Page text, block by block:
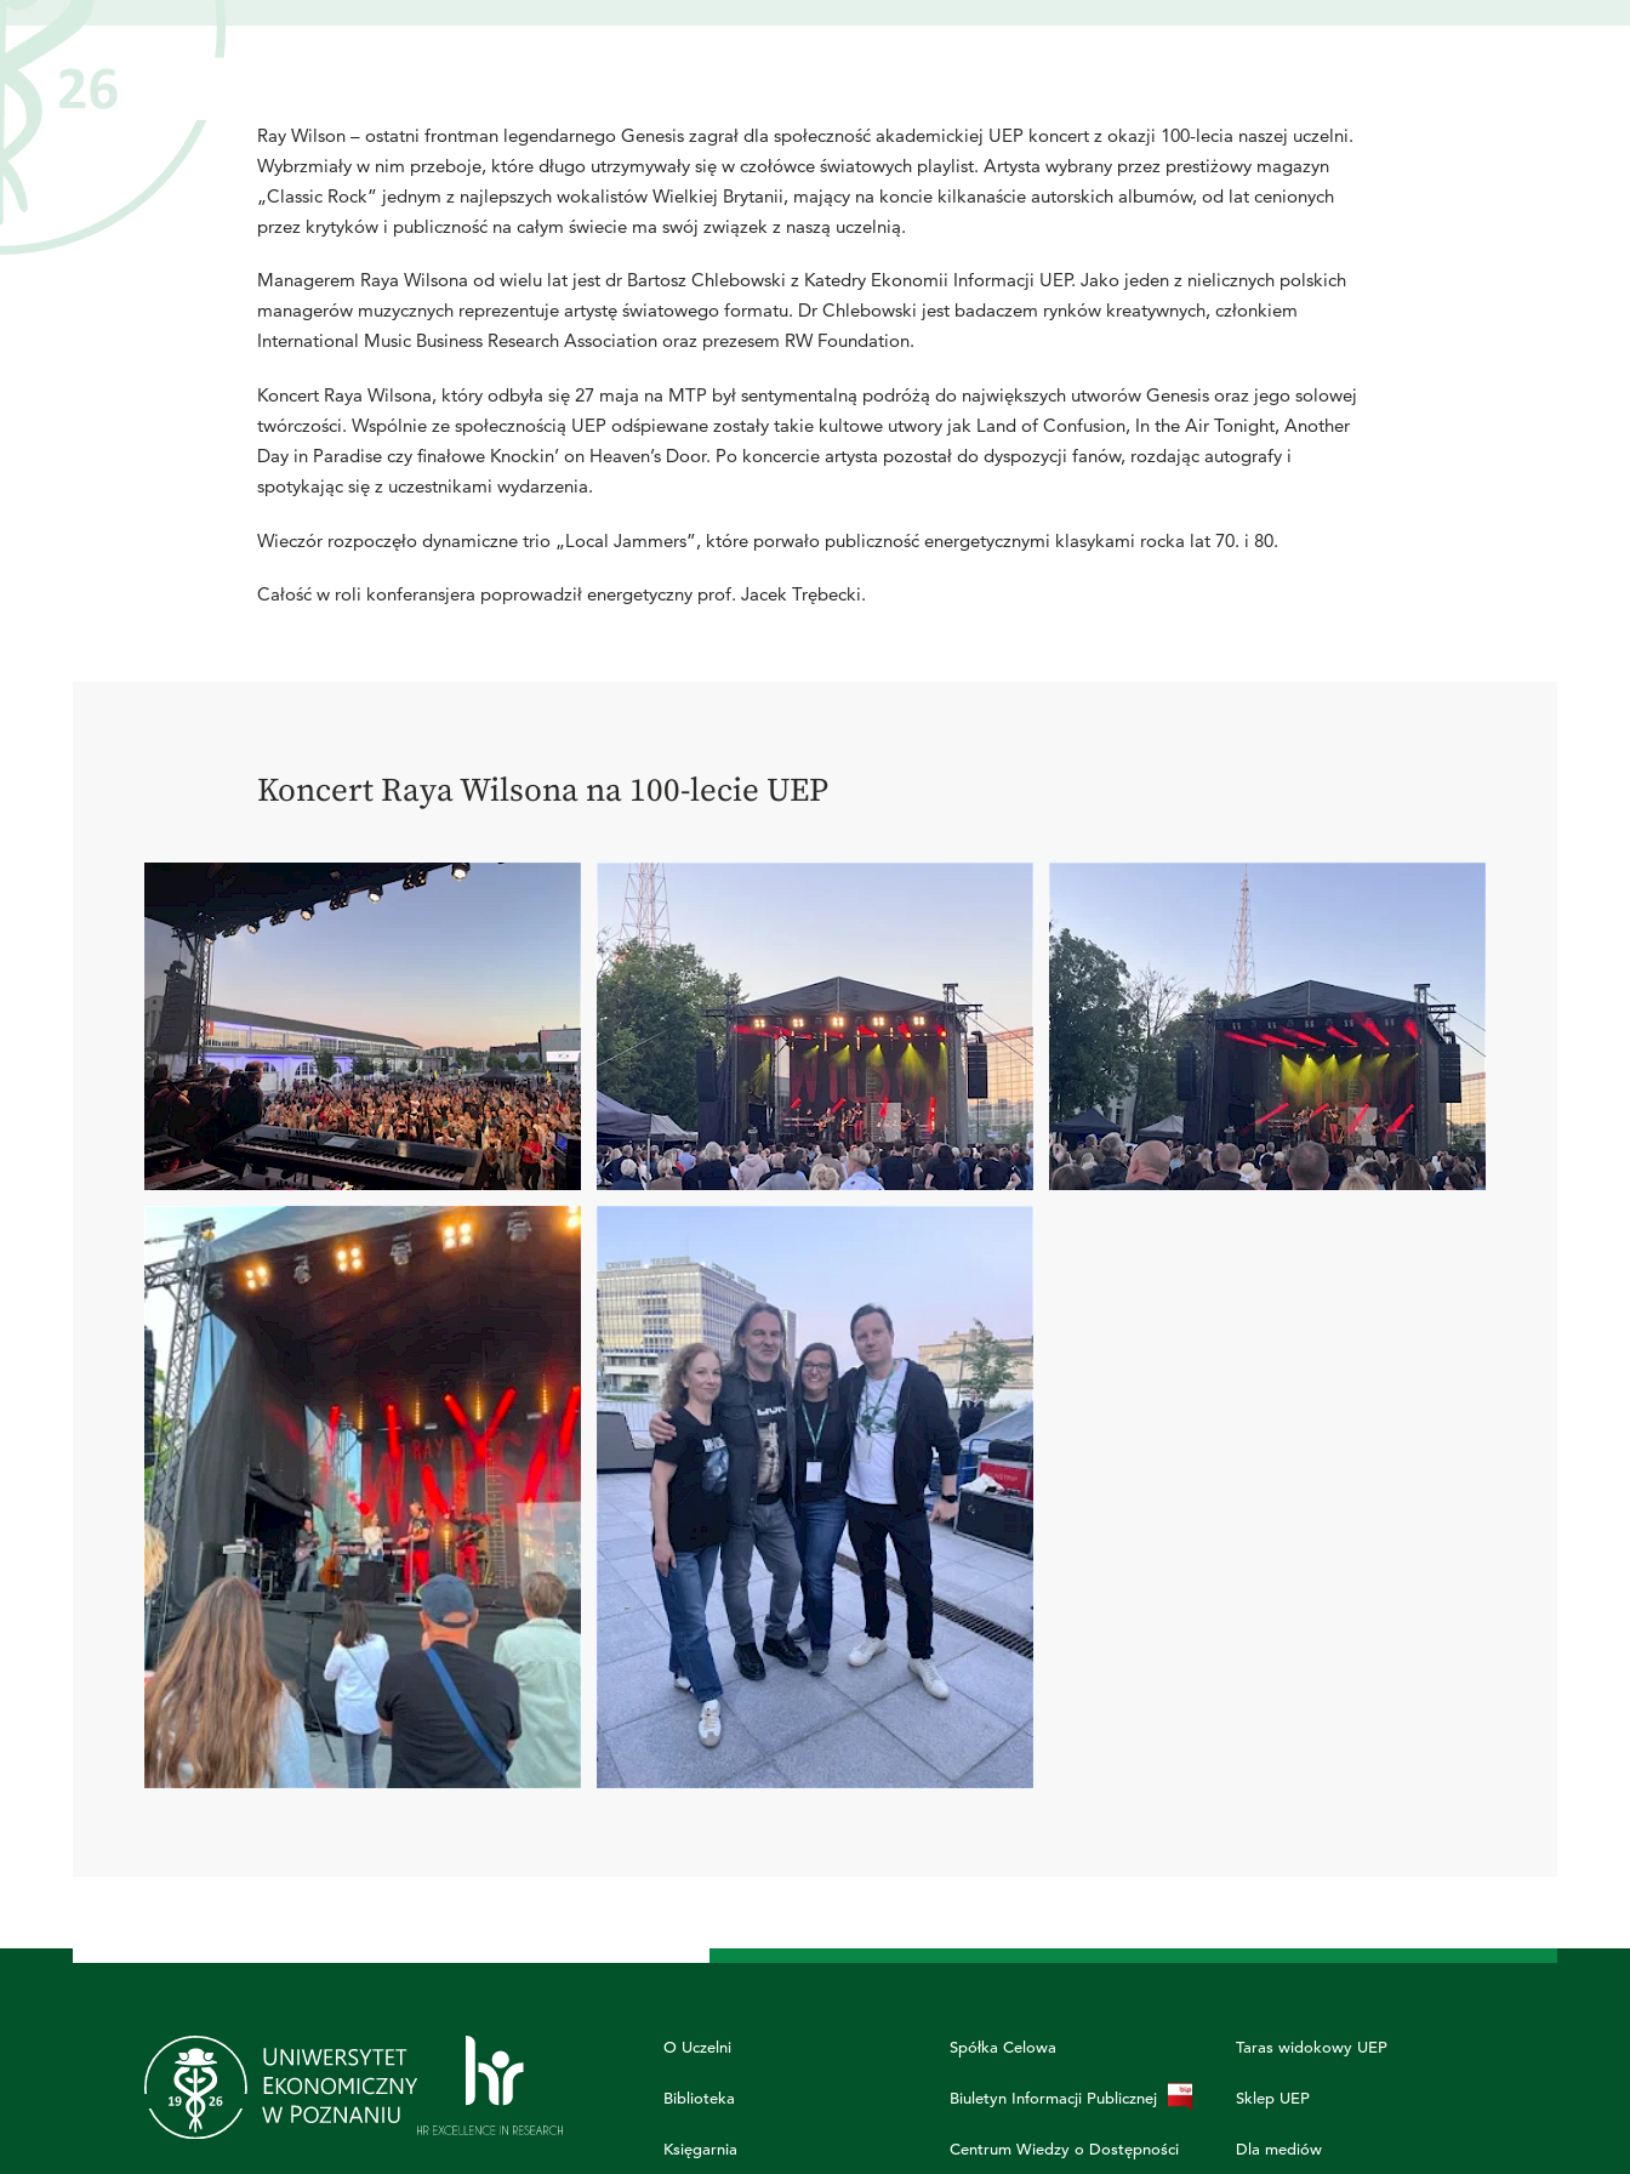
Ray Wilson – ostatni frontman legendarnego Genesis zagrał dla społeczność akademickiej UEP koncert z okazji 100-lecia naszej uczelni.
Wybrzmiały w nim przeboje, które długo utrzymywały się w czołówce światowych playlist. Artysta wybrany przez prestiżowy magazyn
„Classic Rock” jednym z najlepszych wokalistów Wielkiej Brytanii, mający na koncie kilkanaście autorskich albumów, od lat cenionych
przez krytyków i publiczność na całym świecie ma swój związek z naszą uczelnią.
Managerem Raya Wilsona od wielu lat jest dr Bartosz Chlebowski z Katedry Ekonomii Informacji UEP. Jako jeden z nielicznych polskich
managerów muzycznych reprezentuje artystę światowego formatu. Dr Chlebowski jest badaczem rynków kreatywnych, członkiem
International Music Business Research Association oraz prezesem RW Foundation.
Koncert Raya Wilsona, który odbyła się 27 maja na MTP był sentymentalną podróżą do największych utworów Genesis oraz jego solowej
twórczości. Wspólnie ze społecznością UEP odśpiewane zostały takie kultowe utwory jak Land of Confusion, In the Air Tonight, Another
Day in Paradise czy finałowe Knockin’ on Heaven’s Door. Po koncercie artysta pozostał do dyspozycji fanów, rozdając autografy i
spotykając się z uczestnikami wydarzenia.
Wieczór rozpoczęło dynamiczne trio „Local Jammers”, które porwało publiczność energetycznymi klasykami rocka lat 70. i 80.
Całość w roli konferansjera poprowadził energetyczny prof. Jacek Trębecki.
Koncert Raya Wilsona na 100-lecie UEP
O Uczelni
Biblioteka
Księgarnia
Spółka Celowa
Biuletyn Informacji Publicznej
Centrum Wiedzy o Dostępności
Taras widokowy UEP
Sklep UEP
Dla mediów